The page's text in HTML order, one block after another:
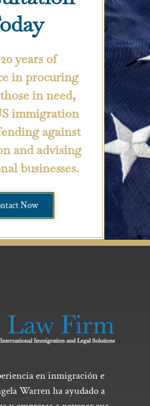
years of
in procuring
in need,
immigration
against
and advising
businesses.
Now
en inmigración e
Warren ha ayudado a